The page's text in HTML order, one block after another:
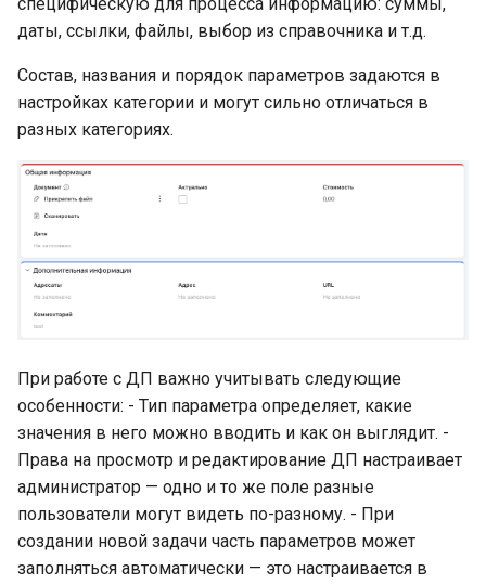
Python в смарт-скриптах
Провайдер CalDAV
Паттерны и примеры
Exchange — диагностика
синхронизации
Календарь — решение
проблем
Ресурсы и планировщик
Социальная сеть
Публикации
Системные настройки
Форм-контролы
Телефония
Редактирование ячеек
таблицы
Добавление и удаление
строк таблицы
Импорт и экспорт
данных в Excel
таблицы
ДП «Выпадающий
пользовательский
интерфейс
ДП «Галочка» (Checkbox)
и «URL» (Внешняя ссылка)
ДП «Чек-лист»:
пользовательский
даты, ссылки, файлы, выбор из справочника и т.д.
Состав, названия и порядок параметров задаются в
настройках категории и могут сильно отличаться в
разных категориях.
При работе с ДП важно учитывать следующие
особенности: - Тип параметра определяет, какие
значения в него можно вводить и как он выглядит. -
Права на просмотр и редактирование ДП настраивает
администратор — одно и то же поле разные
пользователи могут видеть по-разному. - При
создании новой задачи часть параметров может
заполняться автоматически — это настраивается в